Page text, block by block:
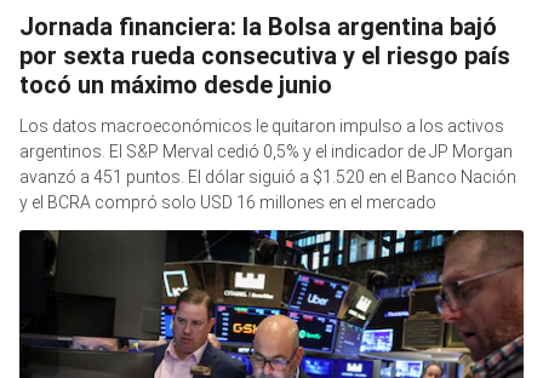
Jornada financiera: la Bolsa argentina bajó
por sexta rueda consecutiva y el riesgo país
tocó un máximo desde junio
Los datos macroeconómicos le quitaron impulso a los activos
argentinos. El S&P Merval cedió 0,5% y el indicador de JP Morgan
avanzó a 451 puntos. El dólar siguió a $1.520 en el Banco Nación
y el BCRA compró solo USD 16 millones en el mercado